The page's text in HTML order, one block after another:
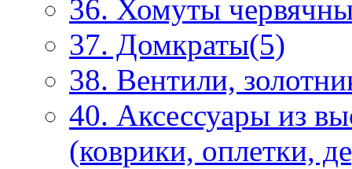
36. Хомуты
37. Домкраты(5)
38. Вентили,
40. Аксессуары из
(коврики, оплетки,